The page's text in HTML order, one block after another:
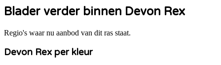
Blader verder binnen Devon Rex
Regio's waar nu aanbod van dit ras staat.
Devon Rex per kleur